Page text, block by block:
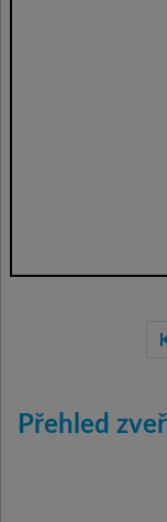
Přehled